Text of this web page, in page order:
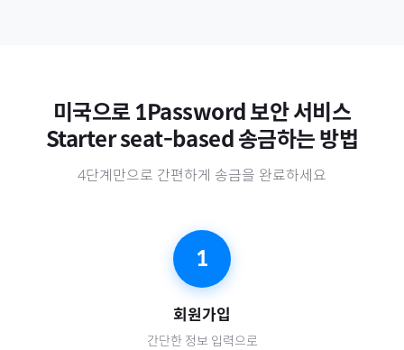
미국으로 1Password 보안 서비스
Starter seat-based 송금하는 방법
4단계만으로 간편하게 송금을 완료하세요
1
회원가입
간단한 정보 입력으로